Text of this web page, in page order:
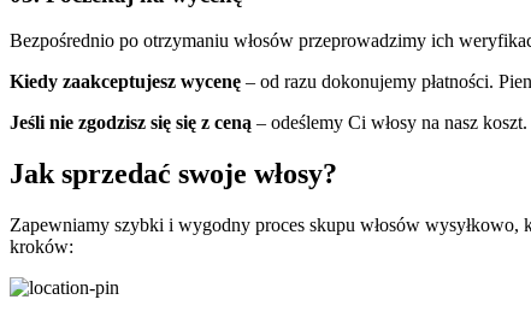
Bezpośrednio po otrzymaniu włosów przeprowadzimy ich
Kiedy zaakceptujesz wycenę – od razu dokonujemy płatności.
Jeśli nie zgodzisz się się z ceną – odeślemy Ci włosy na nasz koszt.
Jak sprzedać swoje włosy?
Zapewniamy szybki i wygodny proces skupu włosów wysyłkowo,
kroków: